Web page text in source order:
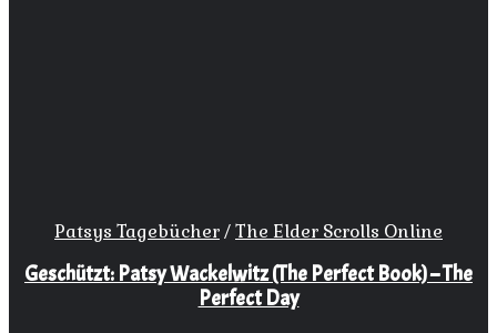
Patsys Tagebücher/The Elder Scrolls Online
Geschützt: Patsy Wackelwitz (The Perfect Book) – The
Perfect Day